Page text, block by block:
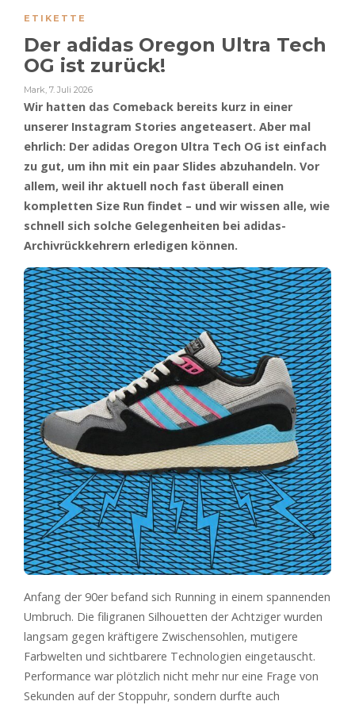
ETIKETTE
Der adidas Oregon Ultra Tech
OG ist zurück!
Mark, 7. Juli 2026
Wir hatten das Comeback bereits kurz in einer
unserer Instagram Stories angeteasert. Aber mal
ehrlich: Der adidas Oregon Ultra Tech OG ist einfach
zu gut, um ihn mit ein paar Slides abzuhandeln. Vor
allem, weil ihr aktuell noch fast überall einen
kompletten Size Run findet – und wir wissen alle, wie
schnell sich solche Gelegenheiten bei adidas-
Archivrückkehrern erledigen können.
Anfang der 90er befand sich Running in einem spannenden
Umbruch. Die filigranen Silhouetten der Achtziger wurden
langsam gegen kräftigere Zwischensohlen, mutigere
Farbwelten und sichtbarere Technologien eingetauscht.
Performance war plötzlich nicht mehr nur eine Frage von
Sekunden auf der Stoppuhr, sondern durfte auch